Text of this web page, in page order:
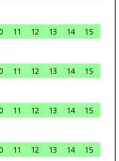
11 12 13 14
15
11 12 13 14
15
11 12 13 14
15
11 12 13 14
15